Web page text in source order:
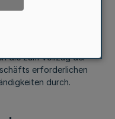
die zum Vollzug der
erforderlichen
durch.